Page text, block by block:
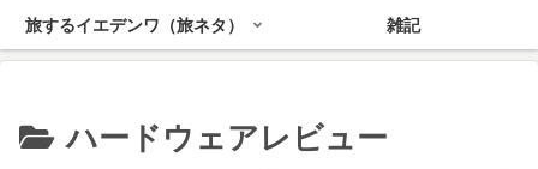
旅するイエデンワ（旅ネタ） 雑記
ハードウェアレビュー